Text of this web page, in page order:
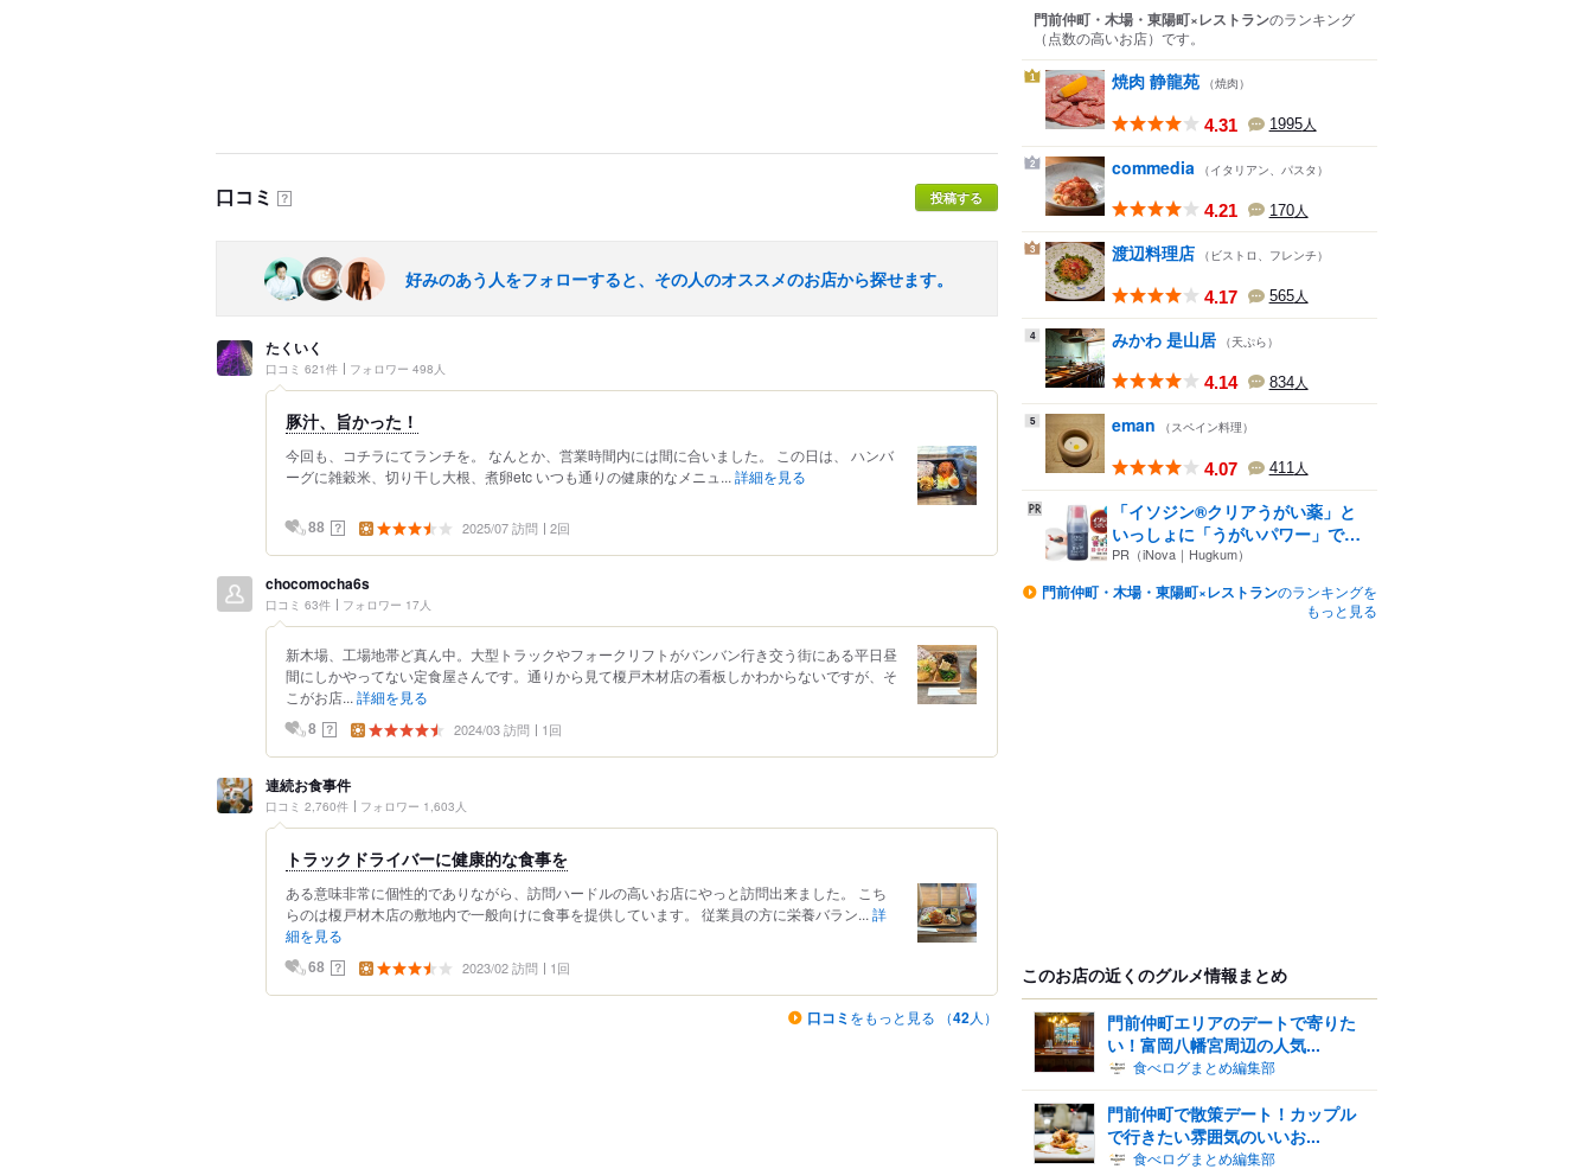
口コミ ？ 投稿する
好みのあう人をフォローすると、その人のオススメのお店から探せます。
たくいく
口コミ 621件 フォロワー 498人
豚汁、旨かった！
今回も、コチラにてランチを。 なんとか、営業時間内には間に合いました。 この日は、 ハンバ
ーグに雑穀米、切り干し大根、煮卵etc いつも通りの健康的なメニュ... 詳細を見る
88 ？ 2025/07 訪問 2回
chocomocha6s
口コミ 63件 フォロワー 17人
新木場、工場地帯ど真ん中。大型トラックやフォークリフトがバンバン行き交う街にある平日昼
間にしかやってない定食屋さんです。通りから見て榎戸木材店の看板しかわからないですが、そ
こがお店... 詳細を見る
8 ？ 2024/03 訪問 1回
連続お食事件
口コミ 2,760件 フォロワー 1,603人
トラックドライバーに健康的な食事を
ある意味非常に個性的でありながら、訪問ハードルの高いお店にやっと訪問出来ました。 こち
らのは榎戸材木店の敷地内で一般向けに食事を提供しています。 従業員の方に栄養バラン... 詳
細を見る
68 ？ 2023/02 訪問 1回
口コミ をもっと見る （42人）
門前仲町・木場・東陽町×レストランのランキング
（点数の高いお店） です。
1 焼肉 静龍苑 （焼肉）
4.31 1995人
2 commedia （イタリアン、パスタ）
4.21 170人
3 渡辺料理店 （ビストロ、フレンチ）
4.17 565人
4 みかわ 是山居 （天ぷら）
4.14 834人
5 eman （スペイン料理）
4.07 411人
「イソジン®クリアうがい薬」と
いっしょに「うがいパワー」で
一...
PR（iNova｜Hugkum）
門前仲町・木場・東陽町×レストランのランキングを
もっと見る
このお店の近くのグルメ情報まとめ
門前仲町エリアのデートで寄りた
い！富岡八幡宮周辺の人気...
食べログまとめ編集部
門前仲町で散策デート！カップル
で行きたい雰囲気のいいお...
食べログまとめ編集部